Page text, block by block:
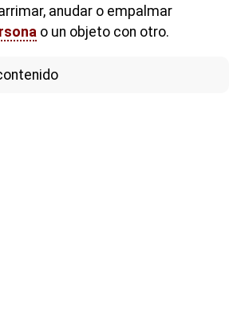
anudar o empalmar
o un objeto con otro.